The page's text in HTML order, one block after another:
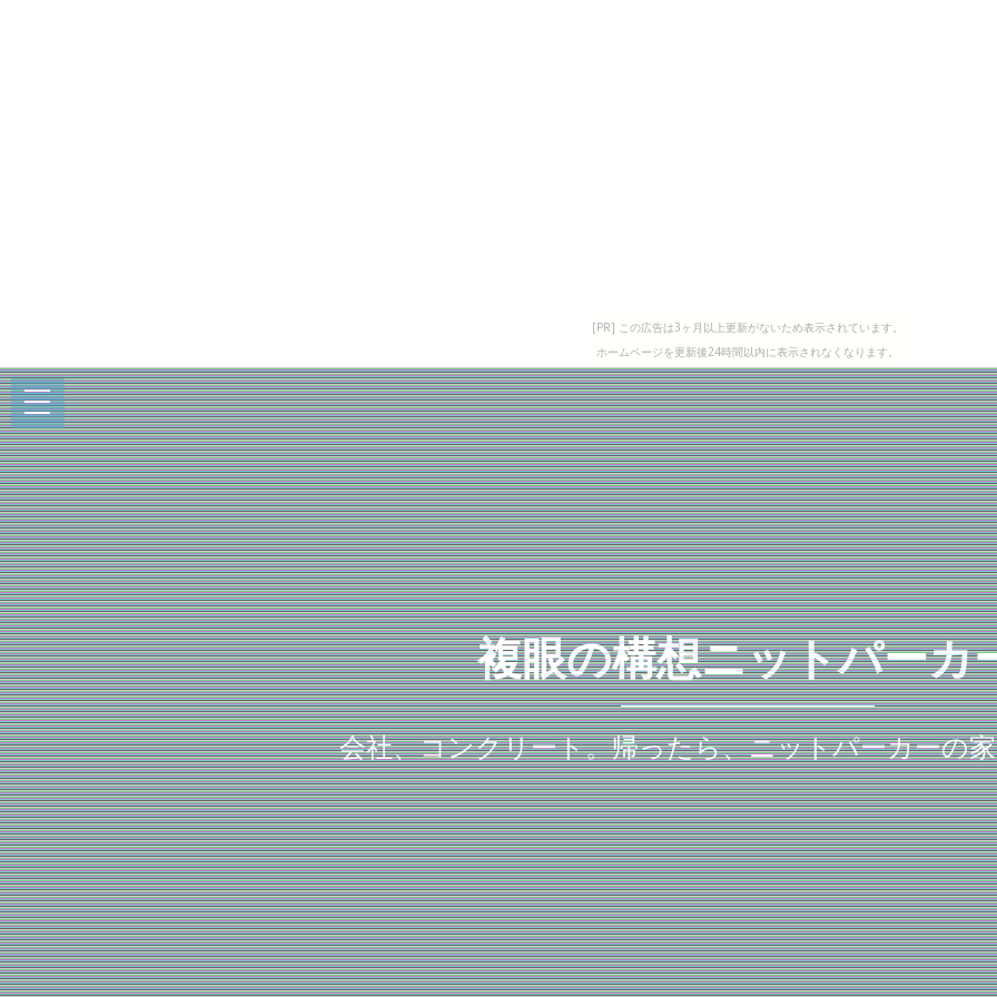
[PR] この広告は3ヶ月以上更新がないため表示されています。
ホームページを更新後24時間以内に表示されなくなります。
複眼の構想ニットパーカ
会社、コンクリート。帰ったら、ニットパーカーの